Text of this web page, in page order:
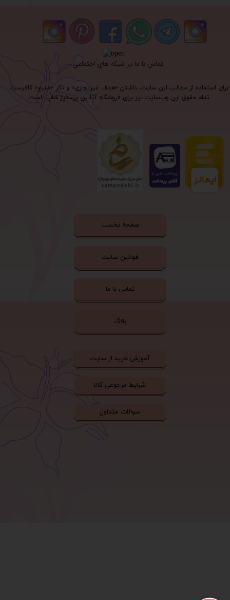
برای استفاده از مطالب این سایت، داشتن «هدف غیرتجاری» و ذکر «منبع» کافیست.
تمام حقوق اين وب‌سايت نیز برای فروشگاه آنلاین پرستیژ شاپ است.
تماس با ما در شبکه های اجتماعی
صفحه نخست
قوانین سایت
تماس با ما
بلاگ
آموزش خرید از سایت
شرایط مرجوعی کالا
سوالات متداول